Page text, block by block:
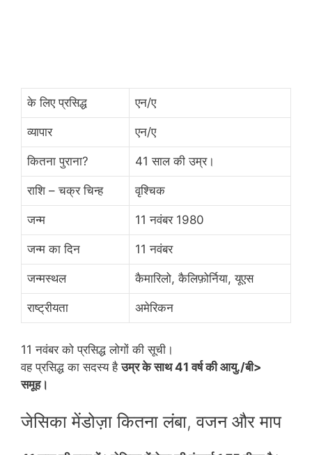
के लिए प्रसिद्ध एन/ए
व्यापार एन/ए
कितना पुराना? 41 साल की उम्र।
राशि – चक्र चिन्ह वृश्चिक
जन्म 11 नवंबर 1980
जन्म का दिन 11 नवंबर
जन्मस्थल कैमारिलो, कैलिफ़ोर्निया, यूएस
राष्ट्रीयता अमेरिकन
11 नवंबर को प्रसिद्ध लोगों की सूची।
वह प्रसिद्ध का सदस्य हैउम्र के साथ41 वर्ष की आयु./बी>
समूह।
जेसिका मेंडोज़ा कितना लंबा, वजन और माप